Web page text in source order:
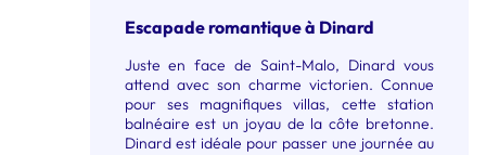
Escapade romantique à Dinard
Juste en face de Saint-Malo, Dinard vous
attend avec son charme victorien. Connue
pour ses magnifiques villas, cette station
balnéaire est un joyau de la côte bretonne.
Dinard est idéale pour passer une journée au